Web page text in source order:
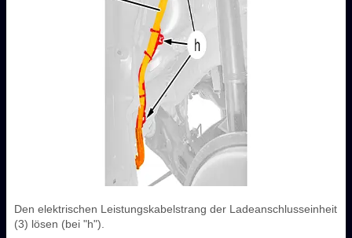
Den elektrischen Leistungskabelstrang der Ladeanschlusseinheit
(3) lösen (bei "h").